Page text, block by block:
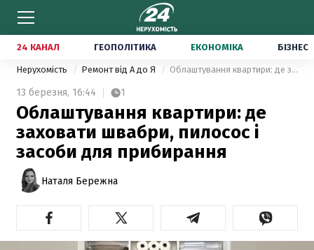
24 КАНАЛ ГЕОПОЛІТИКА ЕКОНОМІКА БІЗНЕС
Нерухомість Ремонт від А до Я Облаштування квартири: де заховати швабри, пилосос і засоби для прибирання
13 березня, 16:44 1
Облаштування квартири: де
заховати швабри, пилосос і
засоби для прибирання
Наталя Бережна